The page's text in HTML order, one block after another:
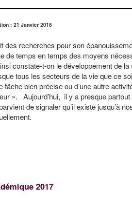
: 21 Janvier 2018
recherches pour son
de temps en temps des moyens
constate-t-on le développement de
tous les secteurs de la vie que ce
bien précise ou d’une autre
». Aujourd’hui, il y a presque partout
de signaler qu’il existe jusqu’à
2017